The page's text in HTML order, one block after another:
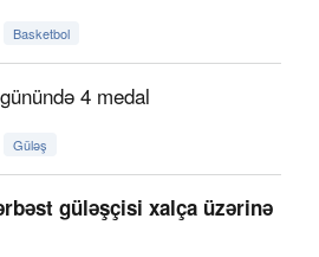
Basketbol
4 medal
Güləş
güləşçisi xalça üzərinə